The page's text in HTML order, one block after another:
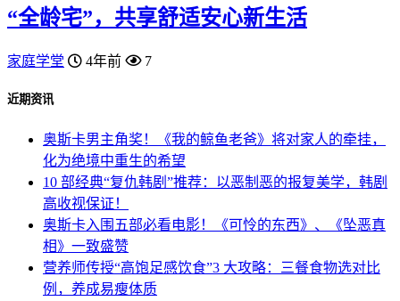
“全龄宅”，共享舒适安心新生活
家庭学堂 4年前 7
近期资讯
奥斯卡男主角奖！《我的鲸鱼老爸》将对家人的牵挂，
化为绝境中重生的希望
10 部经典“复仇韩剧”推荐：以恶制恶的报复美学，韩剧
高收视保证！
奥斯卡入围五部必看电影！《可怜的东西》、《坠恶真
相》一致盛赞
营养师传授“高饱足感饮食”3 大攻略：三餐食物选对比
例，养成易瘦体质